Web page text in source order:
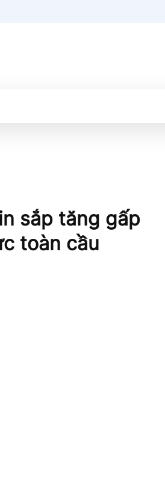
sắp tăng gấp
toàn cầu